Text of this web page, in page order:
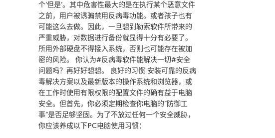
个’但是’。其中危害性最大的是在执行某个恶意文件
之前，用户被诱骗禁用反病毒功能。或者孩子也有
可能这么去做。因此，一旦想到勒索软件所带来的
严重威胁，对数据进行备份就显得十分有必要了。
所用外部硬盘不得接入系统，否则也可能存在被加
密的风险。 你认为#反病毒软件能解决一切#安全
问题吗？再好好想想。 良好的习惯 安装可靠的反病
毒解决方案以及最新版本的操作系统和浏览器，或
在工作时使用有限权限的配置文件的确有益于电脑
安全。但首先，你必须定期检查你电脑的”防御工
事”是否足够坚固。为了不放过任何一个安全威胁，
你应该养成以下PC电脑使用习惯：